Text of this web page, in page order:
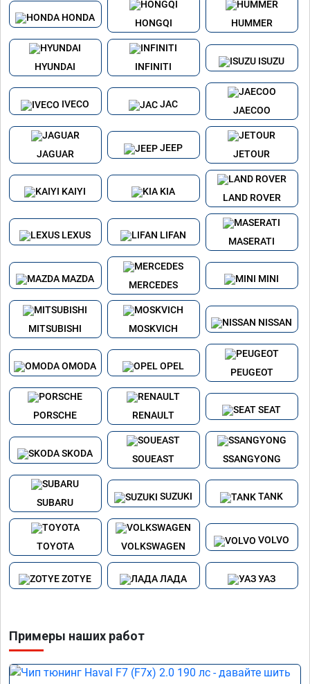
HONDA
HONGQI HUMMER
HYUNDAI INFINITI
ISUZU
IVECO JAC
JAECOO
JAGUAR
JEEP
JETOUR
KAIYI KIA
LAND ROVER
LEXUS LIFAN
MASERATI
MAZDA
MERCEDES
MINI
MITSUBISHI MOSKVICH
NISSAN
OMODA OPEL
PEUGEOT
PORSCHE RENAULT
SEAT
SKODA
SOUEAST SSANGYONG
SUBARU
SUZUKI TANK
TOYOTA VOLKSWAGEN
VOLVO
ZOTYE ЛАДА УАЗ
Примеры наших работ